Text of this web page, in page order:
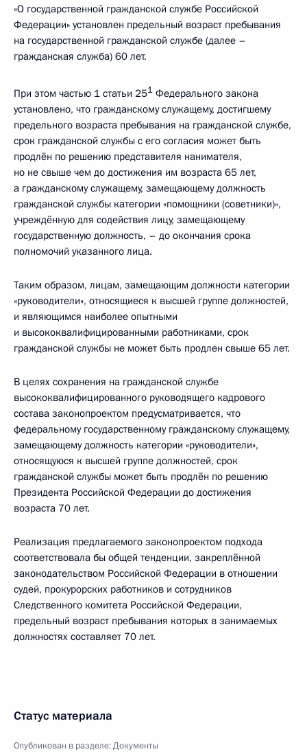
«О государственной гражданской службе Российской
Федерации» установлен предельный возраст пребывания
на государственной гражданской службе (далее –
гражданская служба) 60 лет.
При этом частью 1 статьи 251 Федерального закона
установлено, что гражданскому служащему, достигшему
предельного возраста пребывания на гражданской службе,
срок гражданской службы с его согласия может быть
продлён по решению представителя нанимателя,
но не свыше чем до достижения им возраста 65 лет,
а гражданскому служащему, замещающему должность
гражданской службы категории «помощники (советники)»,
учреждённую для содействия лицу, замещающему
государственную должность, – до окончания срока
полномочий указанного лица.
Таким образом, лицам, замещающим должности категории
«руководители», относящиеся к высшей группе должностей,
и являющимся наиболее опытными
и высококвалифицированными работниками, срок
гражданской службы не может быть продлен свыше 65 лет.
В целях сохранения на гражданской службе
высококвалифицированного руководящего кадрового
состава законопроектом предусматривается, что
федеральному государственному гражданскому служащему,
замещающему должность категории «руководители»,
относящуюся к высшей группе должностей, срок
гражданской службы может быть продлён по решению
Президента Российской Федерации до достижения
возраста 70 лет.
Реализация предлагаемого законопроектом подхода
соответствовала бы общей тенденции, закреплённой
законодательством Российской Федерации в отношении
судей, прокурорских работников и сотрудников
Следственного комитета Российской Федерации,
предельный возраст пребывания которых в занимаемых
должностях составляет 70 лет.
Статус материала
Опубликован в разделе:Документы